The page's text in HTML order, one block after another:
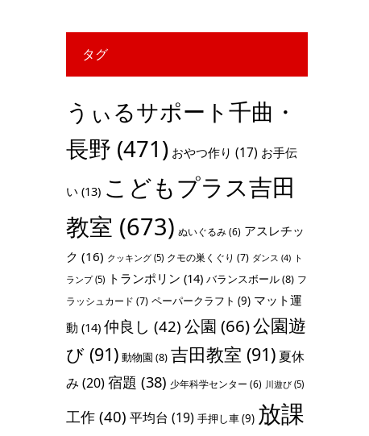
タグ
うぃるサポート千曲・
長野 (471) おやつ作り (17) お手伝
い (13) こどもプラス吉田
教室 (673) ぬいぐるみ(6) アスレチッ
ク (16) クッキング (5) クモの巣くぐり (7) ダンス (4) ト
ランプ(5) トランポリン (14) バランスボール(8) フ
ラッシュカード (7) ペーパークラフト (9) マット運
動 (14) 仲良し (42) 公園 (66)公園遊
び (91) 動物園 (8) 吉田教室 (91) 夏休
み (20)宿題 (38) 少年科学センター (6) 川遊び (5)
工作 (40) 平均台 (19) 手押し車(9) 放課